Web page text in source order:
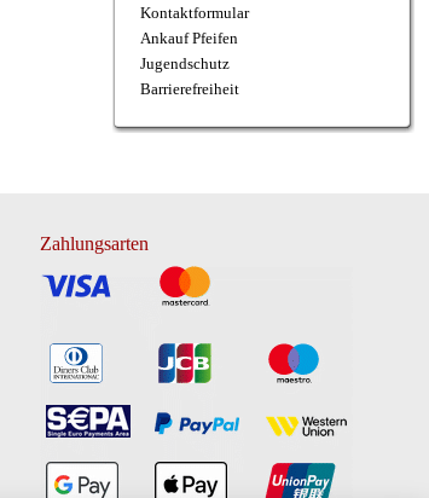
Kontaktformular
Ankauf Pfeifen
Jugendschutz
Barrierefreiheit
Zahlungsarten